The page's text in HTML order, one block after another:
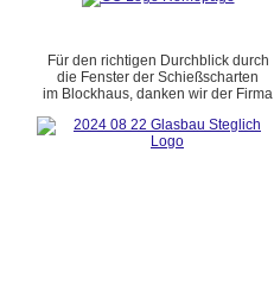
Für den richtigen Durchblick durch
die Fenster der Schießscharten
im Blockhaus, danken wir der Firma